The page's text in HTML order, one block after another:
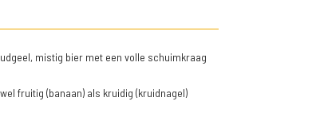
mistig bier met een volle schuimkraag
fruitig (banaan) als kruidig (kruidnagel)